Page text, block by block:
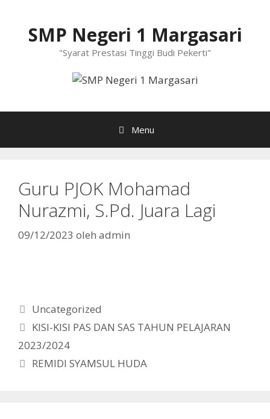
SMP Negeri 1 Margasari
"Syarat Prestasi Tinggi Budi Pekerti"
Menu
Guru PJOK Mohamad
Nurazmi, S.Pd. Juara Lagi
09/12/2023 oleh admin
Kategori
Uncategorized
KISI-KISI PAS DAN SAS TAHUN PELAJARAN
2023/2024
REMIDI SYAMSUL HUDA